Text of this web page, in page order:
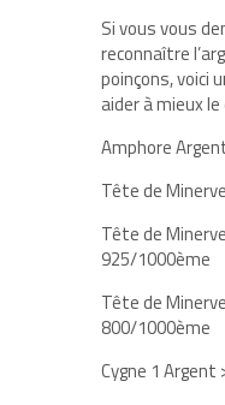
Si vous vous
reconnaître
poinçons, voici
aider à mieux
Amphore
Tête de
Tête de
925/1000ème
Tête de
800/1000ème
Cygne 1